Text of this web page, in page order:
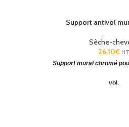
Support antivol
Sèche-
26.10€ HT
Support mural chromé
vol.